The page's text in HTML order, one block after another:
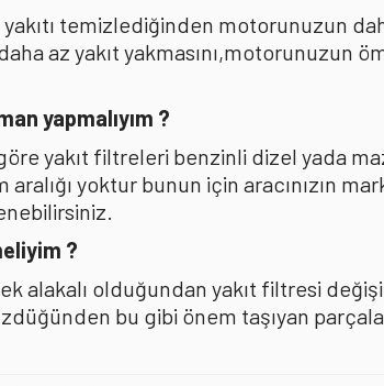
temizlediğinden motorunuzun
daha az yakıt
yapmalıyım ?
yakıt filtreleri benzinli dizel yada
yoktur bunun için aracınızın
?
alakalı olduğundan yakıt filtresi
bu gibi önem taşıyan